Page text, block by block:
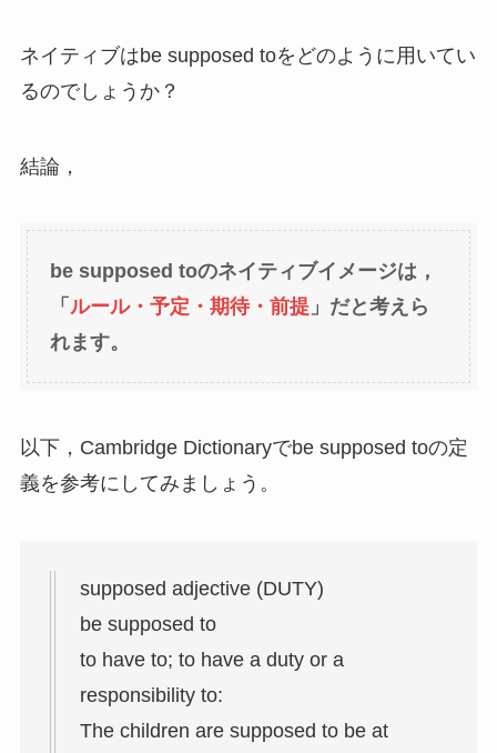
ネイティブはbe supposed toをどのように用いてい
るのでしょうか？
結論，
be supposed toのネイティブイメージは，
「 ルール・予定・期待・前提」だと考えら
れます。
以下，Cambridge Dictionaryでbe supposed toの定
義を参考にしてみましょう。
supposed adjective (DUTY)
be supposed to
to have to; to have a duty or a
responsibility to:
The children are supposed to be at